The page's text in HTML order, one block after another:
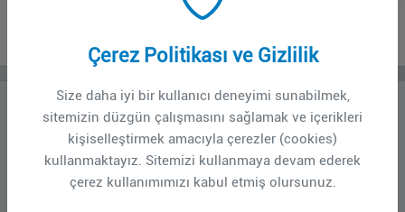
AFET REHBERI 2024 (SAHA)
AFET REHBERI 2024 (HASTANE)
DEPREM SONRASI UYMANIZ GEREKEN KURALLAR
Çerez Politikası ve Gizlilik
Size daha iyi bir kullanıcı deneyimi sunabilmek,
sitemizin düzgün çalışmasını sağlamak ve içerikleri
kişiselleştirmek amacıyla çerezler (cookies)
kullanmaktayız. Sitemizi kullanmaya devam ederek
çerez kullanımımızı kabul etmiş olursunuz.